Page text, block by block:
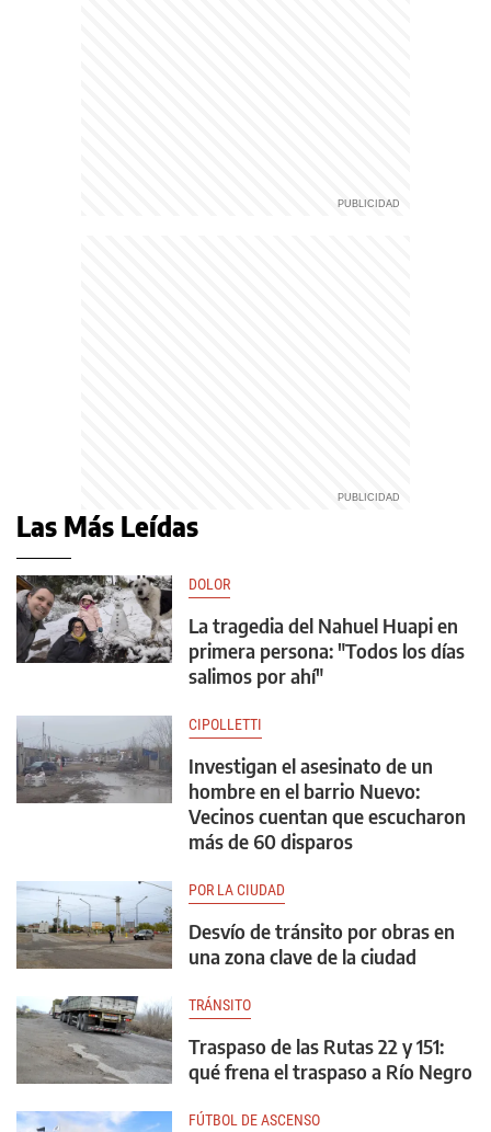
Las Más Leídas
DOLOR
La tragedia del Nahuel Huapi en
primera persona: "Todos los días
salimos por ahí"
CIPOLLETTI
Investigan el asesinato de un
hombre en el barrio Nuevo:
Vecinos cuentan que escucharon
más de 60 disparos
POR LA CIUDAD
Desvío de tránsito por obras en
una zona clave de la ciudad
TRÁNSITO
Traspaso de las Rutas 22 y 151:
qué frena el traspaso a Río Negro
FÚTBOL DE ASCENSO